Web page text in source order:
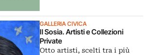
GALLERIA CIVICA
Il Sosia. Artisti e Collezioni
Private
Otto artisti, scelti tra i più